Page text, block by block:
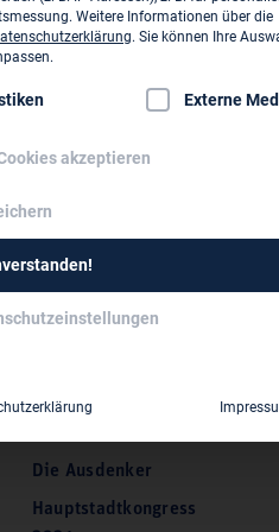
Ingenium Nr.
Die Ausdenker
Hauptstadtkongress
Weitere Informationen über die
. Sie können Ihre
für die eine Einwilligung
Externe
akzeptieren